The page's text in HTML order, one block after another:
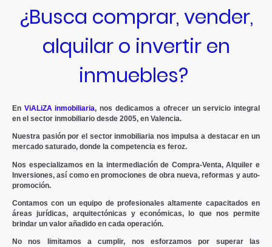
¿Busca comprar, vender,
alquilar o invertir en
inmuebles?
En ViALiZA inmobiliaria, nos dedicamos a ofrecer un servicio integral
en el sector inmobiliario desde 2005, en Valencia.
Nuestra pasión por el sector inmobiliaria nos impulsa a destacar en un
mercado saturado, donde la competencia es feroz.
Nos especializamos en la intermediación de Compra-Venta, Alquiler e
Inversiones, así como en promociones de obra nueva, reformas y auto-
promoción.
Contamos con un equipo de profesionales altamente capacitados en
áreas jurídicas, arquitectónicas y económicas, lo que nos permite
brindar un valor añadido en cada operación.
No nos limitamos a cumplir, nos esforzamos por superar las